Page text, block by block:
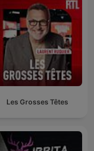
Les Grosses Têtes